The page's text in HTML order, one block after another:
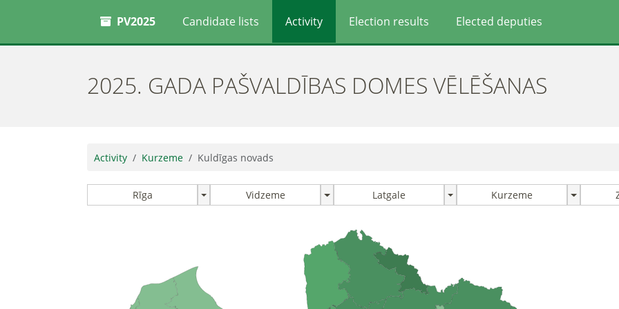
PV2025 Candidate lists Activity Election results Elected deputies
2025. GADA PAŠVALDĪBAS DOMES VĒLĒŠANAS
Activity Kurzeme Kuldīgas novads
Rīga Vidzeme Latgale Kurzeme